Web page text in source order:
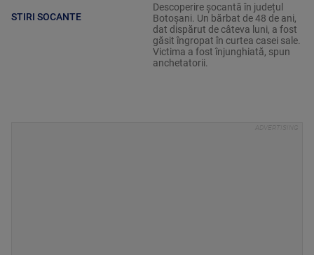
STIRI SOCANTE
Descoperire șocantă în județul
Botoșani. Un bărbat de 48 de ani,
dat dispărut de câteva luni, a fost
găsit îngropat în curtea casei sale.
Victima a fost înjunghiată, spun
anchetatorii.